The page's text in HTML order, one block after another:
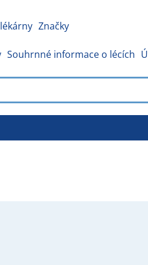
Značky
Souhrnné informace o lécích